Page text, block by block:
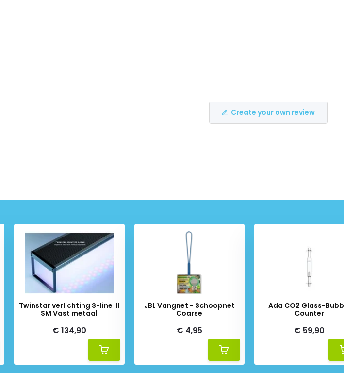
Create your own review
Twinstar verlichting S-line III
SM Vast metaal
€ 134,90
JBL Vangnet - Schoopnet
Coarse
€ 4,95
Ada CO2 Glass-
Counter
€ 59,90